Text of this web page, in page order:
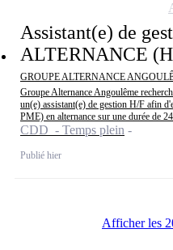
Assistant(e) de
ALTERNANCE
GROUPE ALTERNANCE
Groupe Alternance Angoulême
un(e) assistant(e) de gestion H/F afin
PME) en alternance sur une durée de
CDD - Temps plein
Publié hier
Afficher les